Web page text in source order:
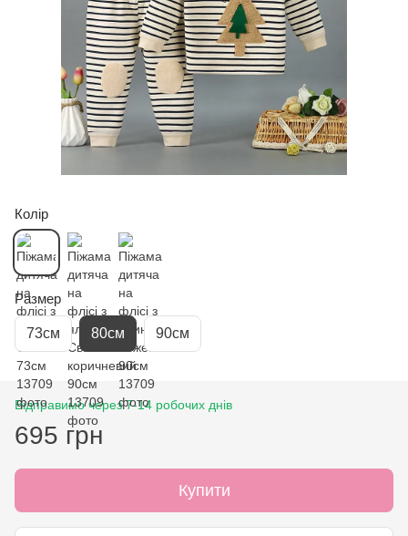
Колір
Размер
73см 80см 90см
Відправимо через 7-14 робочих днів
695 грн
Купити